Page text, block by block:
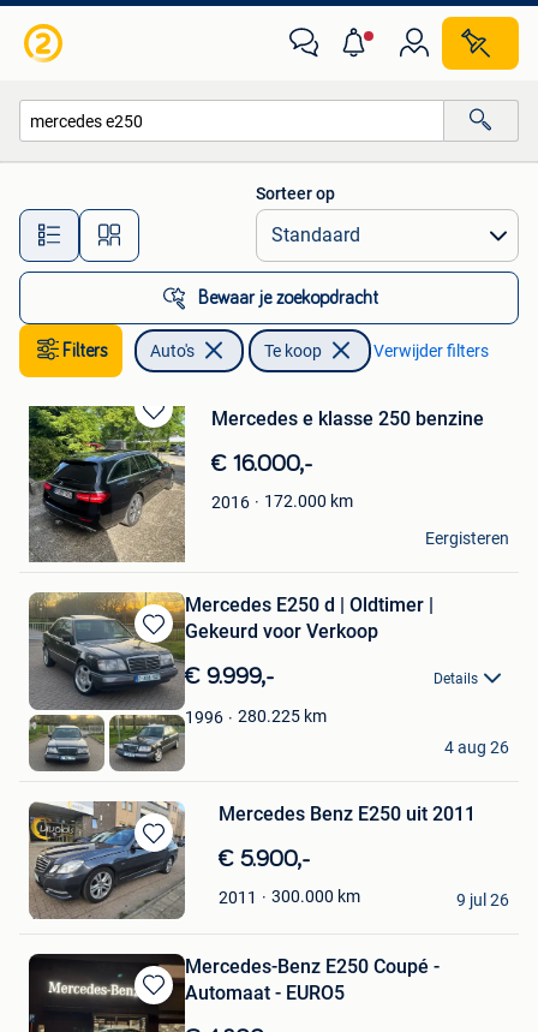
Alle afstanden…
Sorteer op
Bewaar je zoekopdracht
Filters Auto's Te koop Verwijder filters
Bewaren
in
Mijn
Favorieten
Mercedes e klasse 250 benzine
€ 16.000,-
2016 172.000 km
Marko
Sint-Pieters-Woluwe
Eergisteren
Bewaren
in
Mijn
Favorieten
Mercedes E250 d | Oldtimer |
Gekeurd voor Verkoop
€ 9.999,- Details
1996 280.225 km
Z-Motors
Hoboken
4 aug 26
Bewaren
in
Mijn
Favorieten
Mercedes Benz E250 uit 2011
€ 5.900,-
2011 300.000 km
Mustafa
Verviers
9 jul 26
Bewaren
Mercedes-Benz E250 Coupé -
Automaat - EURO5